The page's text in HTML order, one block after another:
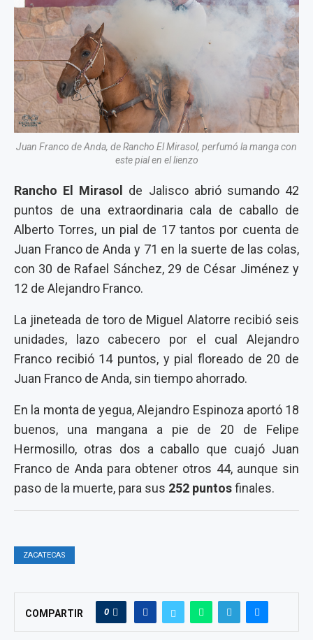
Juan Franco de Anda, de Rancho El Mirasol, perfumó la manga con
este pial en el lienzo
Rancho El Mirasol de Jalisco abrió sumando 42
puntos de una extraordinaria cala de caballo de
Alberto Torres, un pial de 17 tantos por cuenta de
Juan Franco de Anda y 71 en la suerte de las colas,
con 30 de Rafael Sánchez, 29 de César Jiménez y
12 de Alejandro Franco.
La jineteada de toro de Miguel Alatorre recibió seis
unidades, lazo cabecero por el cual Alejandro
Franco recibió 14 puntos, y pial floreado de 20 de
Juan Franco de Anda, sin tiempo ahorrado.
En la monta de yegua, Alejandro Espinoza aportó 18
buenos, una mangana a pie de 20 de Felipe
Hermosillo, otras dos a caballo que cuajó Juan
Franco de Anda para obtener otros 44, aunque sin
paso de la muerte, para sus 252 puntosfinales.
ZACATECAS
COMPARTIR 0